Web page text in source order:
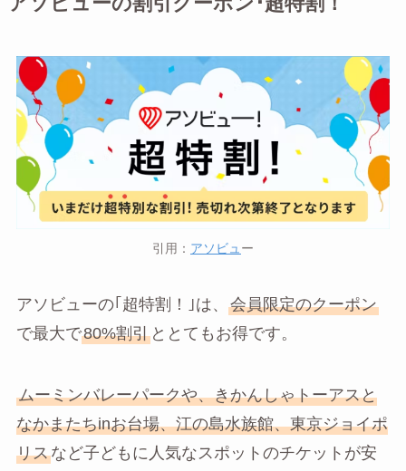
引用： アソビュ ー
アソビューの｢超特割！｣は、 会員限定のクーポン
で最大で80%割引ととてもお得です。
ムーミンバレーパークや、きかんしゃトーアスと
なかまたちinお台場、江の島水族館、東京ジョイポ
リスなど子どもに人気なスポットのチケットが安